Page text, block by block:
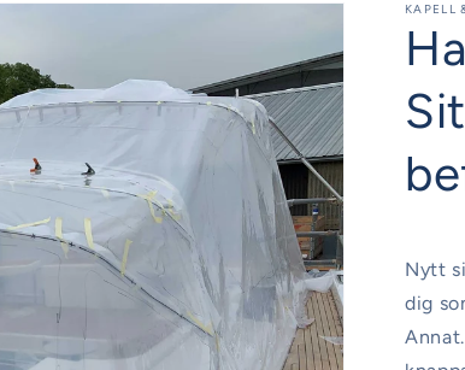
KAPELL
Nytt
dig